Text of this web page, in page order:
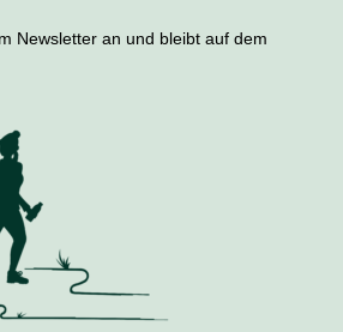
Newsletter an und bleibt auf dem